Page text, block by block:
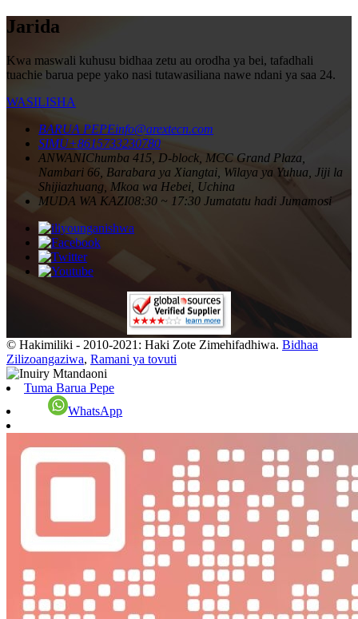
Jarida
Kwa maswali kuhusu bidhaa zetu au orodha ya bei, tafadhali
tuachie barua pepe yako nasi tutawasiliana nawe ndani ya saa 24.
WASILISHA
BARUA PEPEinfo@arextecn.com
SIMU+8615733230780
ANWANIChumba 415, D-block, MCC Grand Plaza,
Nambari 66, Barabara ya Xiangtai, Wilaya ya Yuhua, Jiji la
Shijiazhuang, Mkoa wa Hebei, Uchina
MUDA WA KAZI08:30 ~ 17:30 Jumatatu hadi Jumamosi
© Hakimiliki - 2010-2021: Haki Zote Zimehifadhiwa. Bidhaa
Zilizoangaziwa, Ramani ya tovuti
Tuma Barua Pepe
WhatsApp